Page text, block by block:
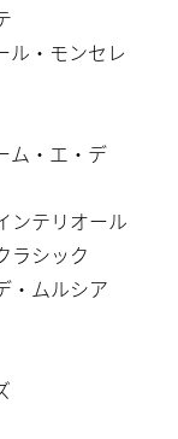
ル・モンセレ
ム・エ・デ
ンテリオール
ラシック
・ムルシア